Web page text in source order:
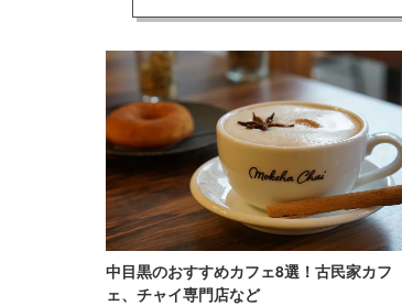
中目黒のおすすめカフェ8選！古民家カフ
ェ、チャイ専門店など